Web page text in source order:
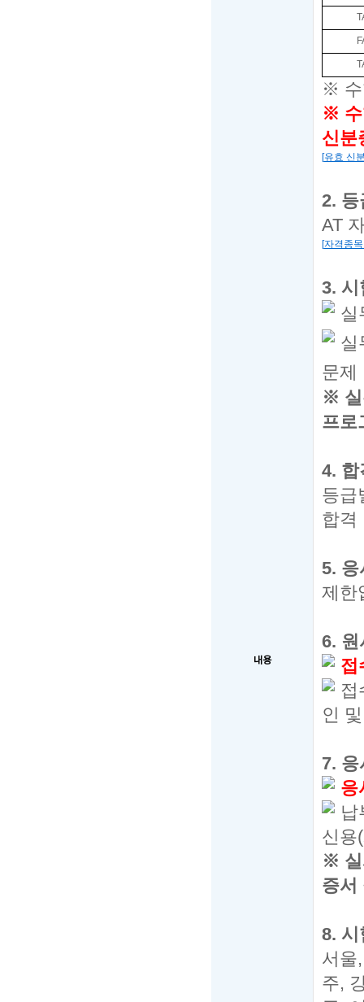
내용
※
※
신분
[유효 신
2. 등
AT
[자격종
3. 시
실
실
문제
※
프로
4. 합
등
합격
5. 응
제한
6.
접
접
인
7. 응
신용(
※
증서
8. 시
서울
주,